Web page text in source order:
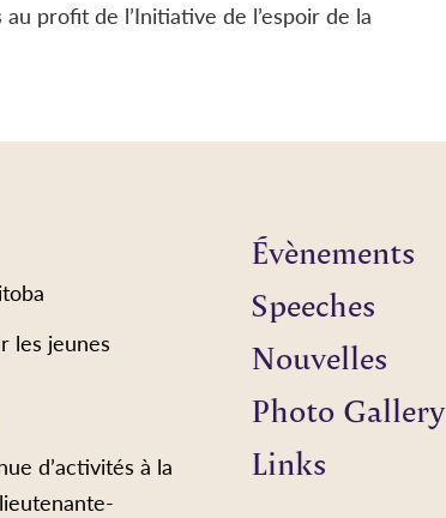
profit de l’Initiative de l’espoir de la
les jeunes
d’activités à la
Évènements
Speeches
Nouvelles
Photo Gallery
Links